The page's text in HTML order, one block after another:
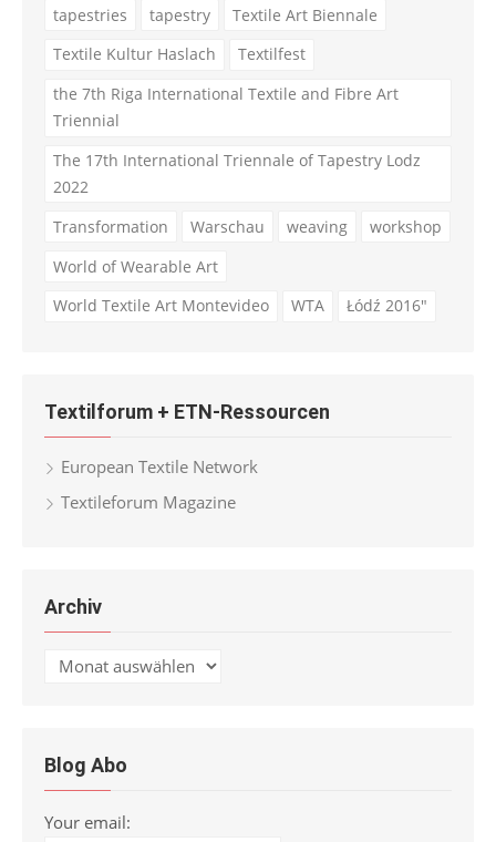
tapestries tapestry
Textile Art Biennale
Textile Kultur Haslach
Textilfest
the 7th Riga International Textile and Fibre Art
Triennial
The 17th International Triennale of Tapestry Lodz
2022
Transformation
Warschau weaving
workshop
World of Wearable Art
World Textile Art Montevideo
WTA Łódź 2016"
Textilforum + ETN-Ressourcen
European Textile Network
Textileforum Magazine
Archiv
Archiv
Blog Abo
Your email: